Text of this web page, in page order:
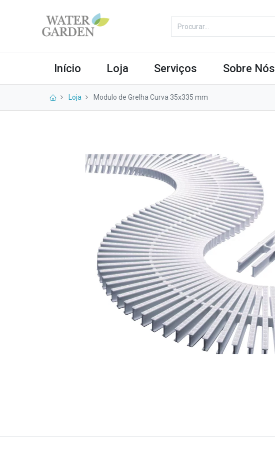
Início Loja Serviços Sobre Nós
Loja Modulo de Grelha Curva 35x335 mm